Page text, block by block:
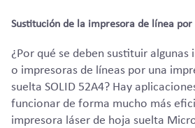
Sustitución de la impresora de línea por
¿Por qué se deben sustituir algunas
o impresoras de líneas por una
suelta SOLID 52A4? Hay
funcionar de forma mucho más
impresora láser de hoja suelta